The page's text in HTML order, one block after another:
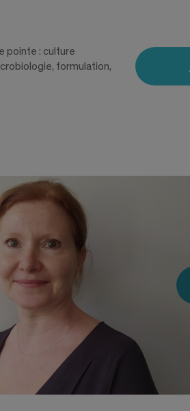
pointe : culture
formulation,